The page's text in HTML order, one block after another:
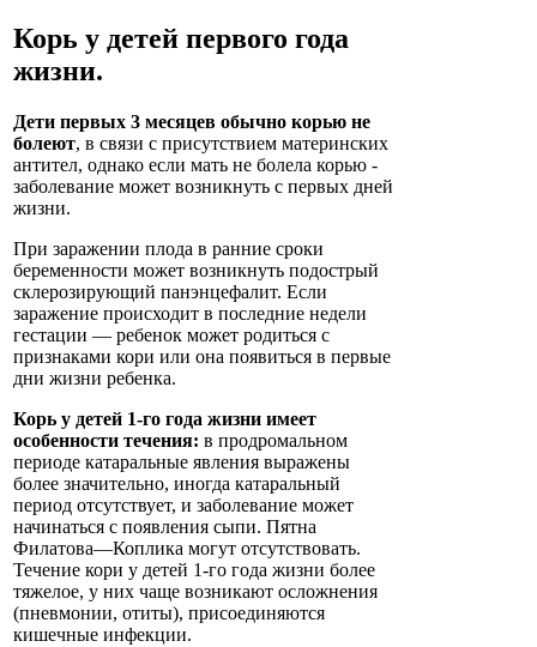
Корь у детей первого года
жизни.
Дети первых 3 месяцев обычно корью не
болеют, в связи с присутствием материнских
антител, однако если мать не болела корью -
заболевание может возникнуть с первых дней
жизни.
При заражении плода в ранние сроки
беременности может возникнуть подострый
склерозирующий панэнцефалит. Если
заражение происходит в последние недели
гестации — ребенок может родиться с
признаками кори или она появиться в первые
дни жизни ребенка.
Корь у детей 1-го года жизни имеет
особенности течения: в продромальном
периоде катаральные явления выражены
более значительно, иногда катаральный
период отсутствует, и заболевание может
начинаться с появления сыпи. Пятна
Филатова—Коплика могут отсутствовать.
Течение кори у детей 1-го года жизни более
тяжелое, у них чаще возникают осложнения
(пневмонии, отиты), присоединяются
кишечные инфекции.